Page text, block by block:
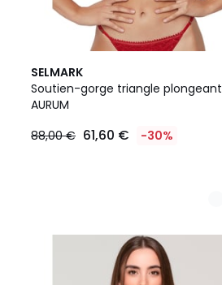
SELMARK
Soutien-gorge triangle plongeant
AURUM
88,00 € 61,60 € -30%
2
Couleurs